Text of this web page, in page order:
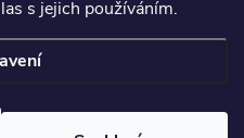
s jejich používáním.
. Všechna práva vyhrazena.